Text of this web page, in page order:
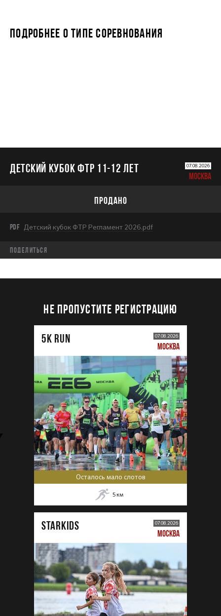
ПОДРОБНЕЕ О ТИПЕ СОРЕВНОВАНИЯ
ДЕТСКИЙ КУБОК ФТР 11-12 лет 07.08.2026
МОСКВА
ПРОДАНО
PDF Детский кубок ФТР Регламент 2026.pdf
Поделиться
НЕ ПРОПУСТИТЕ РЕГИСТРАЦИЮ
5К RUN 07.08.2026
МОСКВА
Осталось мало слотов
5 км
STARKIDS 07.08.2026
МОСКВА